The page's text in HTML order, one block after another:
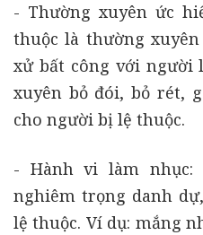
- Thường xuyên ức
thuộc là thường
xử bất công với người
xuyên bỏ đói, bỏ rét,
cho người bị lệ thuộc.
- Hành vi làm
nghiêm trọng danh
lệ thuộc. Ví dụ: mắng